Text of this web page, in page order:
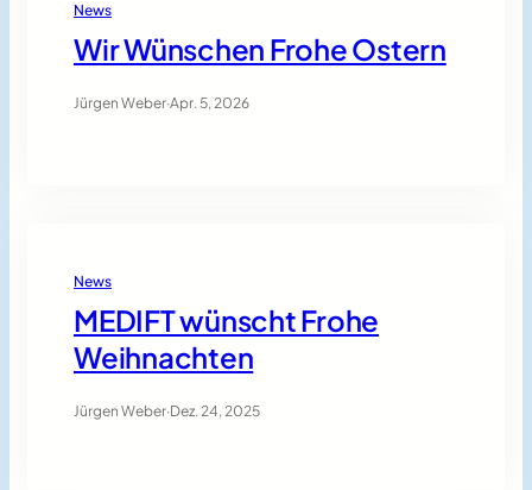
News
Wir Wünschen Frohe Ostern
Jürgen Weber·Apr. 5, 2026
News
MEDIFT wünscht Frohe
Weihnachten
Jürgen Weber·Dez. 24, 2025